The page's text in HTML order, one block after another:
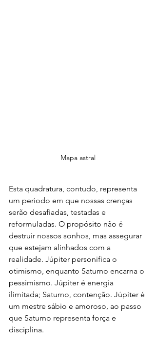
Mapa astral
Esta quadratura, contudo, representa
um período em que nossas crenças
serão desafiadas, testadas e
reformuladas. O propósito não é
destruir nossos sonhos, mas assegurar
que estejam alinhados com a
realidade. Júpiter personifica o
otimismo, enquanto Saturno encarna o
pessimismo. Júpiter é energia
ilimitada; Saturno, contenção. Júpiter é
um mestre sábio e amoroso, ao passo
que Saturno representa força e
disciplina.